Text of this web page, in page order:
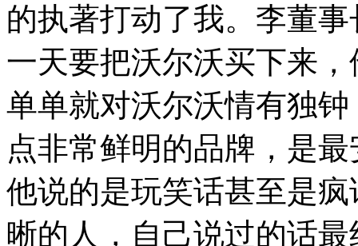
的执著打动了我。李董
一天要把沃尔沃买下来
单单就对沃尔沃情有独
点非常鲜明的品牌，是
他说的是玩笑话甚至是
晰的人，自己说过的话